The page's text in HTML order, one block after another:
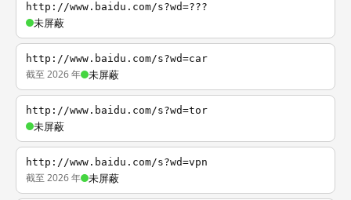
http://www.baidu.com/s?wd=???
未屏蔽
http://www.baidu.com/s?wd=car
截至 2026 年 未屏蔽
http://www.baidu.com/s?wd=tor
未屏蔽
http://www.baidu.com/s?wd=vpn
截至 2026 年 未屏蔽